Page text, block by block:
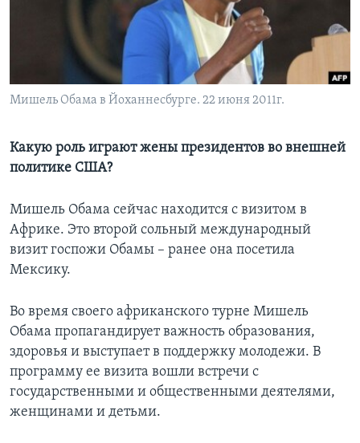
Learning English
СОЦИАЛЬНЫЕ СЕТИ
Языки
Мишель Обама в Йоханнесбурге. 22 июня 2011г.
Какую роль играют жены президентов во внешней
политике США?
Мишель Обама сейчас находится с визитом в
Африке. Это второй сольный международный
визит госпожи Обамы – ранее она посетила
Мексику.
Во время своего африканского турне Мишель
Обама пропагандирует важность образования,
здоровья и выступает в поддержку молодежи. В
программу ее визита вошли встречи с
государственными и общественными деятелями,
женщинами и детьми.